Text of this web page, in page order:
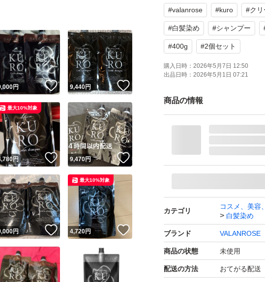
#valanrose #kuro #ク
#白髪染め #シャンプー
#400g #2個セット
購入日時： 2026年5月7日 12:50
出品日時： 2026年5月1日 07:21
商品の情報
カテゴリ
コスメ、美容
白髪染め
ブランド VALANROSE
商品の状態 未使用
配送の方法 おてがる配送
！円 いいね！
9,440円 いいね！
ね！
円 いいね！
最大10%対象
9,470円 いいね！
ね！
円 いいね！
4,720円
最大10%対象